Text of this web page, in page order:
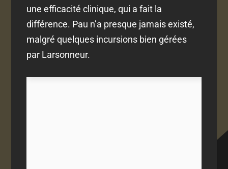
une efficacité clinique, qui a fait la
différence. Pau n’a presque jamais existé,
malgré quelques incursions bien gérées
par Larsonneur.